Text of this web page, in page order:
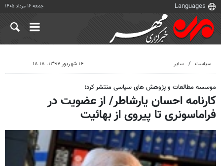
جمعه ۱۶ مرداد ۱۴۰۵
سیاست سایر ۱۴ شهریور ۱۳۹۷، ۱۸:۱۸
موسسه مطالعات و پژوهش های سیاسی منتشر کرد؛
کارنامه احسان یارشاطر/ از عضویت در
فراماسونری تا پیروی از بهائیت